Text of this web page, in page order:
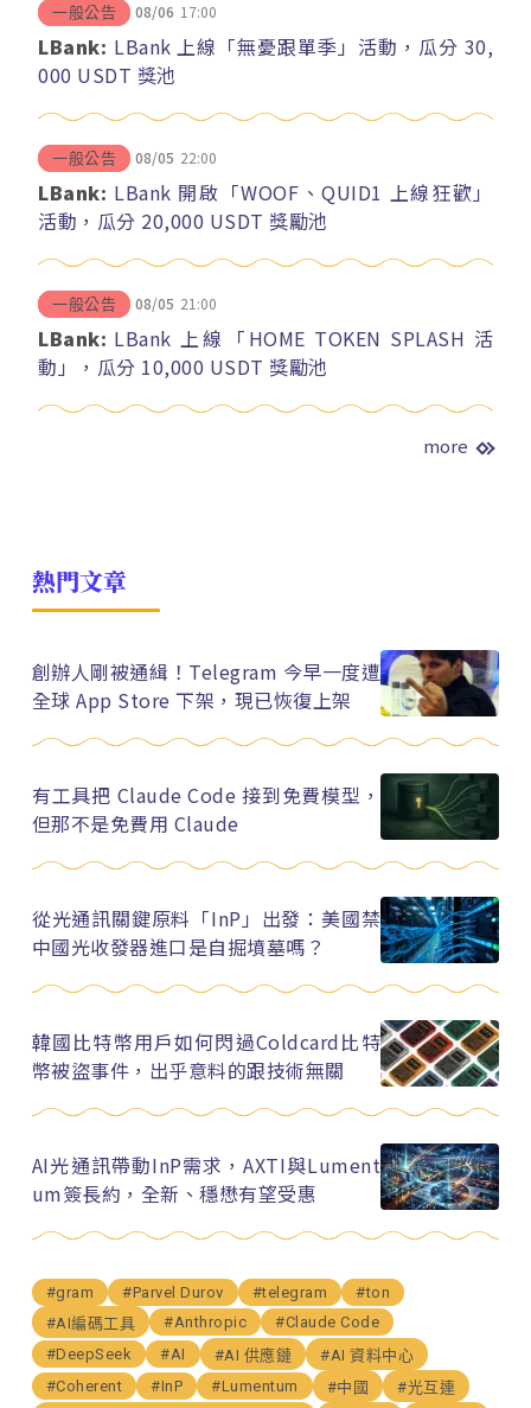
一般公告 08/06 17:00
LBank: LBank 上線「無憂跟單季」活動，瓜分 30,
000 USDT 獎池
一般公告 08/05 22:00
LBank: LBank 開啟「WOOF、QUID1 上線狂歡」
活動，瓜分 20,000 USDT 獎勵池
一般公告 08/05 21:00
LBank: LBank 上線「HOME TOKEN SPLASH 活
動」，瓜分 10,000 USDT 獎勵池
more
熱門文章
創辦人剛被通緝！Telegram 今早一度遭
全球 App Store 下架，現已恢復上架
有工具把 Claude Code 接到免費模型，
但那不是免費用 Claude
從光通訊關鍵原料「InP」出發：美國禁
中國光收發器進口是自掘墳墓嗎？
韓國比特幣用戶如何閃過Coldcard比特
幣被盜事件，出乎意料的跟技術無關
AI光通訊帶動InP需求，AXTI與Lument
um簽長約，全新、穩懋有望受惠
#gram #Parvel Durov #telegram
#ton
#AI編碼工具
#Anthropic
#Claude Code
#DeepSeek
#AI #AI 供應鏈
#AI 資料中心
#Coherent
#InP #Lumentum #中國
#光互連